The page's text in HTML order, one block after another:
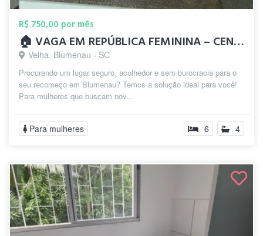
R$ 750,00 por mês
🏠 VAGA EM REPÚBLICA FEMININA – CENTRO D...
Velha, Blumenau - SC
Procurando um lugar seguro, acolhedor e sem burocracia para o
seu recomeço em Blumenau? Temos a solução ideal para você!
Para mulheres que buscam nov...
Para mulheres 6 4